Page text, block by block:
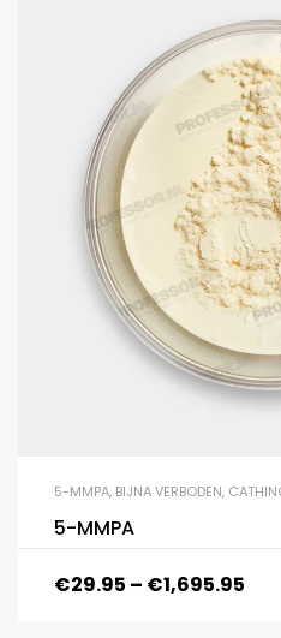
5-MMPA, BIJNA VERBODEN,
5-MMPA
€29.95 – €1,695.95